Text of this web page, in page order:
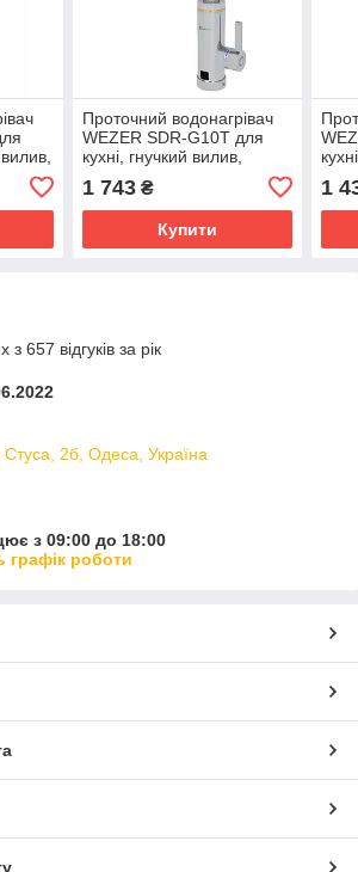
сірий
Проточний водонагрівач
WEZER SDR-G10T для
кухні, гнучкий вилив,
датчик темп., 3,0 кВт, хром
1 743₴
Купити
1
657 відгуків за рік
2б, Одеса, Україна
з 09:00 до 18:00
графік роботи